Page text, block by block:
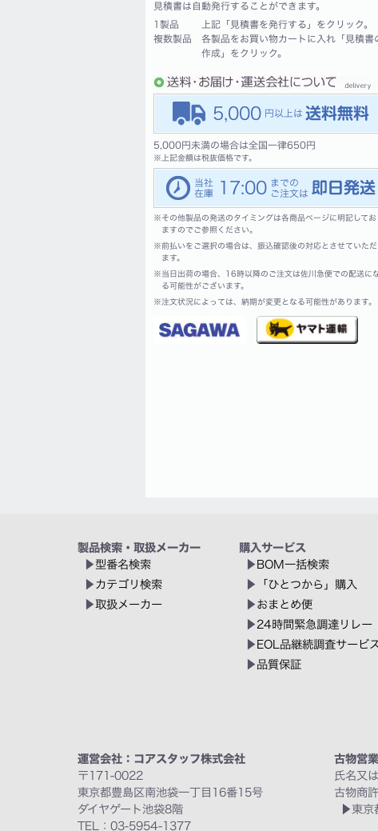
見積書は自動発行することができます。
1製品
上記「見積書を発行する」をクリック。
複数製品
各製品をお買い物カートに入れ「見積書
作成」をクリック。
5,000
5,000円未満の場合は全国一律650円
※ 上記金額は税抜価格です。
17:00
※その他製品の発送のタイミングは各商品ページに明記してお
ますのでご参照ください。
※前払いをご選択の場合は、振込確認後の対応とさせていただ
ます。
※ 当日出荷の場合、16時以降のご注文は佐川急便での配送に
る可能性がございます。
※注文状況によっては、納期が変更となる可能性があります。
製品検索・取扱メーカー
型番名検索
カテゴリ検索
取扱メーカー
購入サービス
BOM一括検索
「ひとつから」購入
おまとめ便
24時間緊急調達リレー
EOL品継続調査サービ
品質保証
運営会社：コアスタッフ株式会社
〒171-0022
東京都豊島区南池袋一丁目16番15号
ダイヤゲート池袋8階
TEL：03-5954-1377
古物営
氏名又
古物商
東